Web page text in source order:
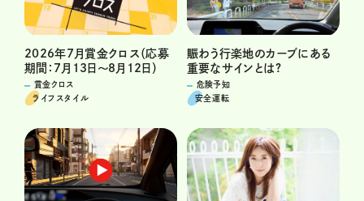
2026年7月賞金クロス（応募
期間：7月13日～8月12日）
賞金クロス
ライフスタイル
賑わう行楽地のカーブにある
重要なサインとは?
危険予知
安全運転